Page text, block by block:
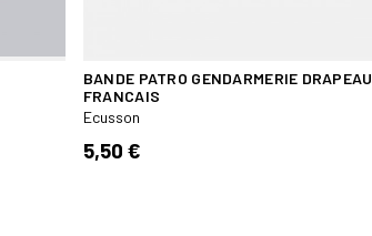
BANDE PATRO GENDARMERIE DRAPEAU
FRANCAIS
Ecusson
5,50 €